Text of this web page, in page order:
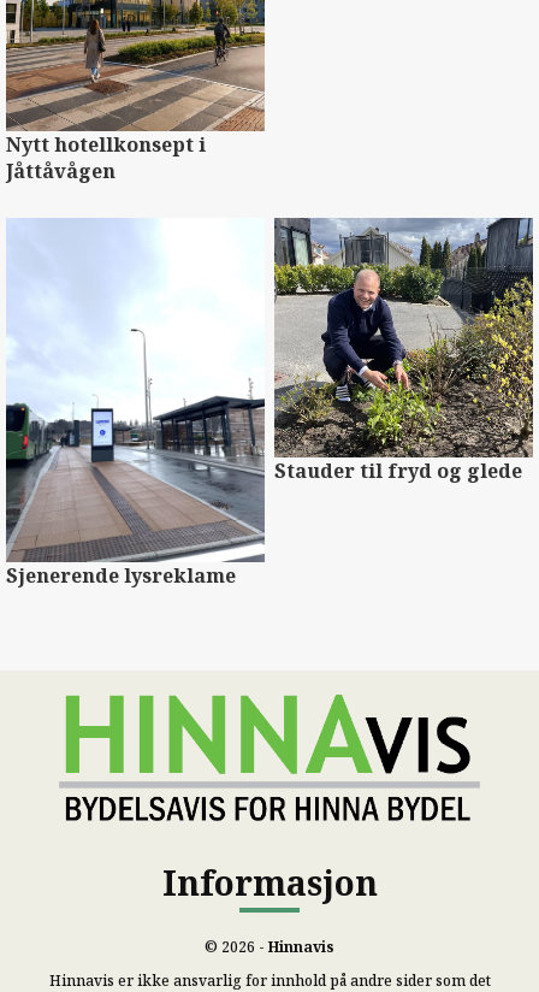
Nytt hotellkonsept i
Jåttåvågen
Sjenerende lysreklame
Stauder til fryd og glede
Informasjon
© 2026 - Hinnavis
Hinnavis er ikke ansvarlig for innhold på andre sider som det